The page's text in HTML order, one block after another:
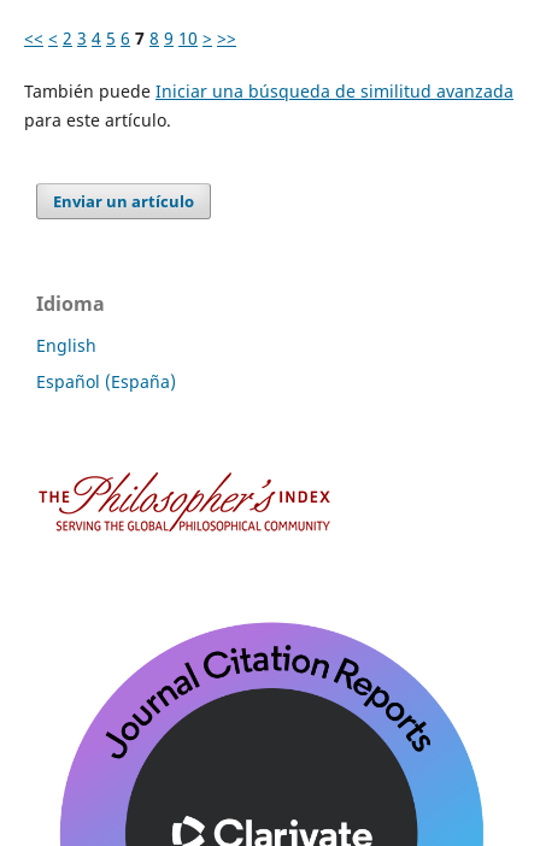
<< < 2 3 4 5 6 7 8 9 10 > >>
También puede Iniciar una búsqueda de similitud avanzada
para este artículo.
Enviar un artículo
Idioma
English
Español (España)